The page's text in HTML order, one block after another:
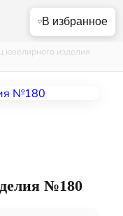
ювелирного изделия
№180
В избранное